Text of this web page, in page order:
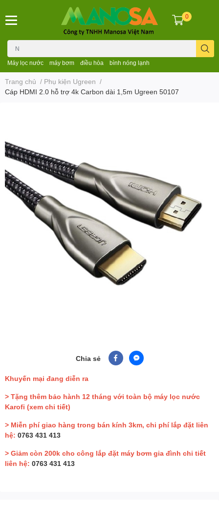
Máy lọc nước máy bơm điều hòa bình nóng lạnh
0
Trang chủ / Phụ kiện Ugreen /
Cáp HDMI 2.0 hỗ trợ 4k Carbon dài 1,5m Ugreen 50107
Chia sẻ
Khuyến mại đang diễn ra
> Tặng thêm bảo hành 12 tháng với toàn bộ máy lọc nước
Karofi (xem chi tiết)
> Miễn phí giao hàng trong bán kính 3km, chi phí lắp đặt liên
hệ: 0763 431 413
> Giảm còn 200k cho công lắp đặt máy bơm gia đình chi tiết
liên hệ: 0763 431 413